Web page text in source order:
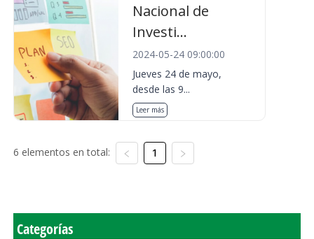
Nacional de
Investi...
2024-05-24 09:00:00
Jueves 24 de mayo,
desde las 9...
Leer más
6 elementos en total: 1
Categorías